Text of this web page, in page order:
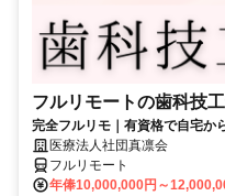
フルリモートの歯科技
完全フルリモ｜有資格で自宅か
医療法人社団真凛会
フルリモート
年俸10,000,000円～